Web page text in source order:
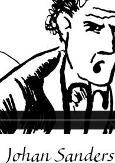
Johan Sanders